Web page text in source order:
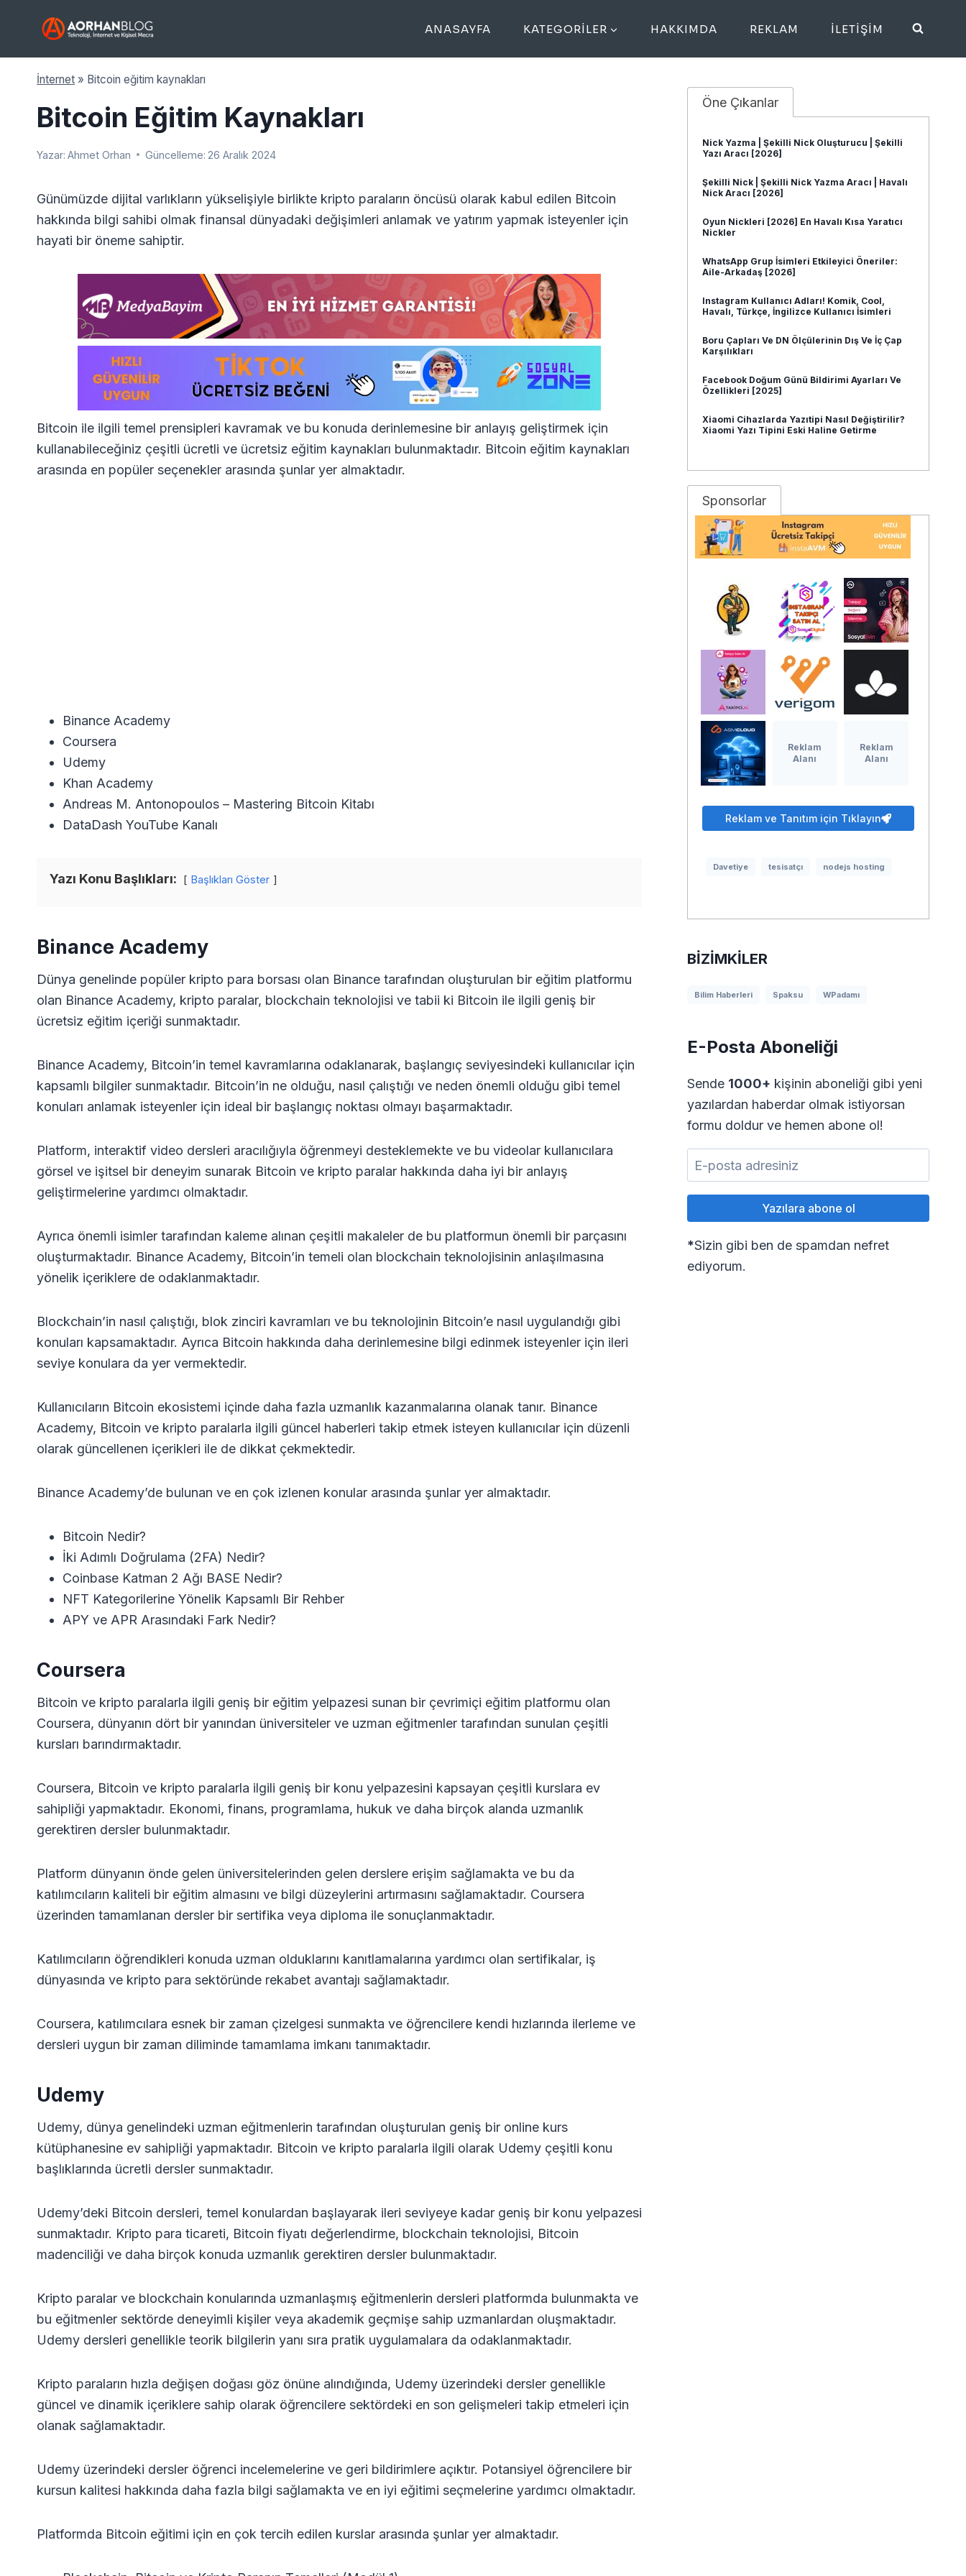
ANASAYFA KATEGORILER HAKKIMDA REKLAM İLETIŞIM
İnternet » Bitcoin eğitim kaynakları
Bitcoin Eğitim Kaynakları
Yazar: Ahmet Orhan Güncelleme: 26 Aralık 2024
Günümüzde dijital varlıkların yükselişiyle birlikte kripto paraların öncüsü olarak kabul edilen Bitcoin
hakkında bilgi sahibi olmak finansal dünyadaki değişimleri anlamak ve yatırım yapmak isteyenler için
hayati bir öneme sahiptir.
Bitcoin ile ilgili temel prensipleri kavramak ve bu konuda derinlemesine bir anlayış geliştirmek için
kullanabileceğiniz çeşitli ücretli ve ücretsiz eğitim kaynakları bulunmaktadır. Bitcoin eğitim kaynakları
arasında en popüler seçenekler arasında şunlar yer almaktadır.
Binance Academy
Coursera
Udemy
Khan Academy
Andreas M. Antonopoulos – Mastering Bitcoin Kitabı
DataDash YouTube Kanalı
Yazı Konu Başlıkları: Başlıkları Göster
Binance Academy
Dünya genelinde popüler kripto para borsası olan Binance tarafından oluşturulan bir eğitim platformu
olan Binance Academy, kripto paralar, blockchain teknolojisi ve tabii ki Bitcoin ile ilgili geniş bir
ücretsiz eğitim içeriği sunmaktadır.
Binance Academy, Bitcoin’in temel kavramlarına odaklanarak, başlangıç seviyesindeki kullanıcılar için
kapsamlı bilgiler sunmaktadır. Bitcoin’in ne olduğu, nasıl çalıştığı ve neden önemli olduğu gibi temel
konuları anlamak isteyenler için ideal bir başlangıç ​​noktası olmayı başarmaktadır.
Platform, interaktif video dersleri aracılığıyla öğrenmeyi desteklemekte ve bu videolar kullanıcılara
görsel ve işitsel bir deneyim sunarak Bitcoin ve kripto paralar hakkında daha iyi bir anlayış
geliştirmelerine yardımcı olmaktadır.
Ayrıca önemli isimler tarafından kaleme alınan çeşitli makaleler de bu platformun önemli bir parçasını
oluşturmaktadır. Binance Academy, Bitcoin’in temeli olan blockchain teknolojisinin anlaşılmasına
yönelik içeriklere de odaklanmaktadır.
Blockchain’in nasıl çalıştığı, blok zinciri kavramları ve bu teknolojinin Bitcoin’e nasıl uygulandığı gibi
konuları kapsamaktadır. Ayrıca Bitcoin hakkında daha derinlemesine bilgi edinmek isteyenler için ileri
seviye konulara da yer vermektedir.
Kullanıcıların Bitcoin ekosistemi içinde daha fazla uzmanlık kazanmalarına olanak tanır. Binance
Academy, Bitcoin ve kripto paralarla ilgili güncel haberleri takip etmek isteyen kullanıcılar için düzenli
olarak güncellenen içerikleri ile de dikkat çekmektedir.
Binance Academy’de bulunan ve en çok izlenen konular arasında şunlar yer almaktadır.
Bitcoin Nedir?
İki Adımlı Doğrulama (2FA) Nedir?
Coinbase Katman 2 Ağı BASE Nedir?
NFT Kategorilerine Yönelik Kapsamlı Bir Rehber
APY ve APR Arasındaki Fark Nedir?
Coursera
Bitcoin ve kripto paralarla ilgili geniş bir eğitim yelpazesi sunan bir çevrimiçi eğitim platformu olan
Coursera, dünyanın dört bir yanından üniversiteler ve uzman eğitmenler tarafından sunulan çeşitli
kursları barındırmaktadır.
Coursera, Bitcoin ve kripto paralarla ilgili geniş bir konu yelpazesini kapsayan çeşitli kurslara ev
sahipliği yapmaktadır. Ekonomi, finans, programlama, hukuk ve daha birçok alanda uzmanlık
gerektiren dersler bulunmaktadır.
Platform dünyanın önde gelen üniversitelerinden gelen derslere erişim sağlamakta ve bu da
katılımcıların kaliteli bir eğitim almasını ve bilgi düzeylerini artırmasını sağlamaktadır. Coursera
üzerinden tamamlanan dersler bir sertifika veya diploma ile sonuçlanmaktadır.
Katılımcıların öğrendikleri konuda uzman olduklarını kanıtlamalarına yardımcı olan sertifikalar, iş
dünyasında ve kripto para sektöründe rekabet avantajı sağlamaktadır.
Coursera, katılımcılara esnek bir zaman çizelgesi sunmakta ve öğrencilere kendi hızlarında ilerleme ve
dersleri uygun bir zaman diliminde tamamlama imkanı tanımaktadır.
Udemy
Udemy, dünya genelindeki uzman eğitmenlerin tarafından oluşturulan geniş bir online kurs
kütüphanesine ev sahipliği yapmaktadır. Bitcoin ve kripto paralarla ilgili olarak Udemy çeşitli konu
başlıklarında ücretli dersler sunmaktadır.
Udemy’deki Bitcoin dersleri, temel konulardan başlayarak ileri seviyeye kadar geniş bir konu yelpazesi
sunmaktadır. Kripto para ticareti, Bitcoin fiyatı değerlendirme, blockchain teknolojisi, Bitcoin
madenciliği ve daha birçok konuda uzmanlık gerektiren dersler bulunmaktadır.
Kripto paralar ve blockchain konularında uzmanlaşmış eğitmenlerin dersleri platformda bulunmakta ve
bu eğitmenler sektörde deneyimli kişiler veya akademik geçmişe sahip uzmanlardan oluşmaktadır.
Udemy dersleri genellikle teorik bilgilerin yanı sıra pratik uygulamalara da odaklanmaktadır.
Kripto paraların hızla değişen doğası göz önüne alındığında, Udemy üzerindeki dersler genellikle
güncel ve dinamik içeriklere sahip olarak öğrencilere sektördeki en son gelişmeleri takip etmeleri için
olanak sağlamaktadır.
Udemy üzerindeki dersler öğrenci incelemelerine ve geri bildirimlere açıktır. Potansiyel öğrencilere bir
kursun kalitesi hakkında daha fazla bilgi sağlamakta ve en iyi eğitimi seçmelerine yardımcı olmaktadır.
Platformda Bitcoin eğitimi için en çok tercih edilen kurslar arasında şunlar yer almaktadır.
Öne Çıkanlar
Nick Yazma | Şekilli Nick Oluşturucu | Şekilli
Yazı Aracı [2026]
Şekilli Nick | Şekilli Nick Yazma Aracı | Havalı
Nick Aracı [2026]
Oyun Nickleri [2026] En Havalı Kısa Yaratıcı
Nickler
WhatsApp Grup İsimleri Etkileyici Öneriler:
Aile-Arkadaş [2026]
Instagram Kullanıcı Adları! Komik, Cool,
Havalı, Türkçe, İngilizce Kullanıcı İsimleri
Boru Çapları Ve DN Ölçülerinin Dış Ve İç Çap
Karşılıkları
Facebook Doğum Günü Bildirimi Ayarları Ve
Özellikleri [2025]
Xiaomi Cihazlarda Yazıtipi Nasıl Değiştirilir?
Xiaomi Yazı Tipini Eski Haline Getirme
Sponsorlar
Reklam
Alanı
Reklam
Alanı
Reklam ve Tanıtım için Tıklayın
Davetiye tesisatçı nodejs hosting
BIZIMKILER
Bilim Haberleri Spaksu WPadamı
E-Posta Aboneliği
Sende 1000+ kişinin aboneliği gibi yeni
yazılardan haberdar olmak istiyorsan
formu doldur ve hemen abone ol!
*Sizin gibi ben de spamdan nefret
ediyorum.